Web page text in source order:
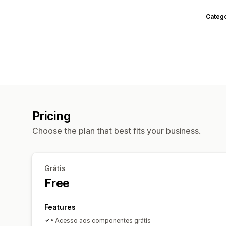
Pricing
Choose the plan that best fits your business.
Grátis
Free
Features
• Acesso aos componentes grátis